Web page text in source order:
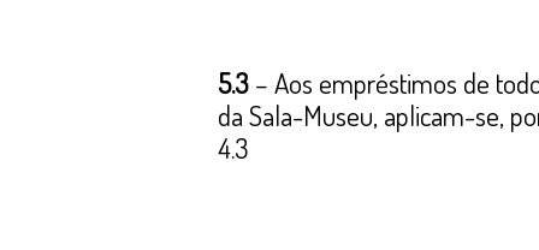
5.3 – Aos empréstimos de
da Sala-Museu, aplicam-se,
4.3